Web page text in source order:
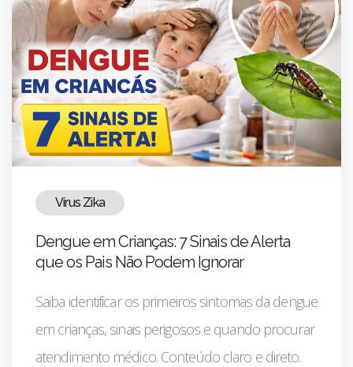
Vírus Zika
Dengue em Crianças: 7 Sinais de Alerta
que os Pais Não Podem Ignorar
Saiba identificar os primeiros sintomas da dengue
em crianças, sinais perigosos e quando procurar
atendimento médico. Conteúdo claro e direto.